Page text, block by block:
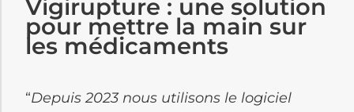
Vigirupture : une solution
pour mettre la main sur
les médicaments
“Depuis 2023 nous utilisons le logiciel